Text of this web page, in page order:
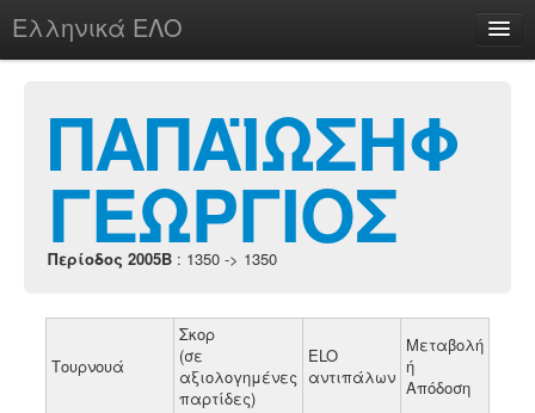
Ελληνικά ΕΛΟ
chesstu.be @ discord
Login
ΠΑΠΑΪΩΣΗΦ
ΓΕΩΡΓΙΟΣ
Περίοδος 2005B : 1350 -> 1350
Τουρνουά
Σκορ
(σε
αξιολογημένες
παρτίδες)
ELO
αντιπάλων
Μεταβολή
ή
Απόδοση